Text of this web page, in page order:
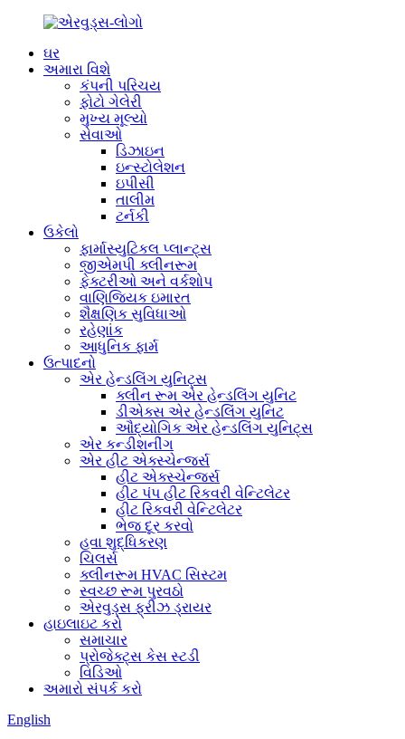
ઘર
અમારા વિશે
કંપની પરિચય
ફોટો ગેલેરી
મુખ્ય મૂલ્યો
સેવાઓ
ડિઝાઇન
ઇન્સ્ટોલેશન
ઇપીસી
તાલીમ
ટર્નકી
ઉકેલો
ફાર્માસ્યુટિકલ પ્લાન્ટ્સ
જીએમપી ક્લીનરૂમ
ફેક્ટરીઓ અને વર્કશોપ
વાણિજ્યિક ઇમારત
શૈક્ષણિક સુવિધાઓ
રહેણાંક
આધુનિક ફાર્મ
ઉત્પાદનો
એર હેન્ડલિંગ યુનિટ્સ
ક્લીન રૂમ એર હેન્ડલિંગ યુનિટ
ડીએક્સ એર હેન્ડલિંગ યુનિટ
ઔદ્યોગિક એર હેન્ડલિંગ યુનિટ્સ
એર કન્ડીશનીંગ
એર હીટ એક્સ્ચેન્જર્સ
હીટ એક્સ્ચેન્જર્સ
હીટ પંપ હીટ રિકવરી વેન્ટિલેટર
હીટ રિકવરી વેન્ટિલેટર
ભેજ દૂર કરવો
હવા શુદ્ધિકરણ
ચિલર્સ
ક્લીનરૂમ HVAC સિસ્ટમ
સ્વચ્છ રૂમ પુરવઠો
એરવુડ્સ ફ્રીઝ ડ્રાયર
હાઇલાઇટ કરો
સમાચાર
પ્રોજેક્ટ્સ કેસ સ્ટડી
વિડિઓ
અમારો સંપર્ક કરો
English